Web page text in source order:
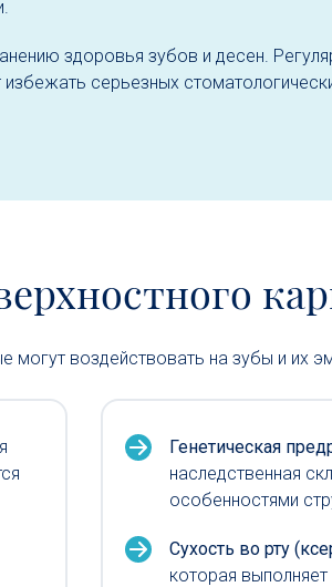
здоровья зубов и десен.
серьезных
могут воздействовать на зубы и их
Генетическая
наследственная
особенностями
Сухость во рту
которая